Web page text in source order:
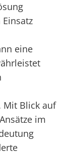
eine
Mit Blick auf
im